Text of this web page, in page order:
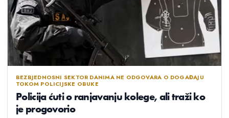
BEZBJEDNOSNI SEKTOR DANIMA NE ODGOVARA O DOGAĐAJU
TOKOM POLICIJSKE OBUKE
Policija ćuti o ranjavanju kolege, ali traži ko
je progovorio